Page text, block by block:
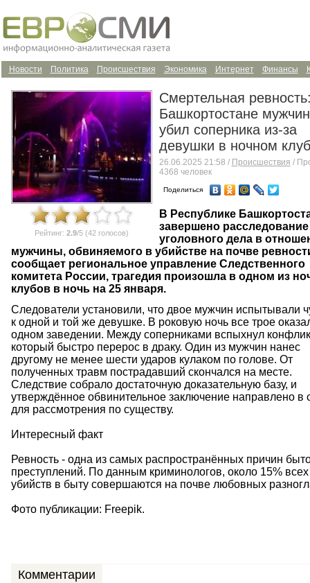
Финансы
Интернет
Экономика
Происшествия
Политика
Новости
Рейтинг: 2.9/5 (42 голосов)
Смертельная
Башкортостане
убил соперника из-за
девушки в ночном
26.06.2025 21:58 / Происшествия /
4368 человек
Поделиться
В Республике
завершено расследование
уголовного дела в
мужчины, обвиняемого в убийстве на почве
сообщает региональное управление Следственного
комитета России, трагедия произошла в одном из
клубов в ночь на 25 января.
Следователи установили, что двое мужчин испытывали
к одной и той же девушке. В роковую ночь все трое
одном заведении. Между соперниками вспыхнул
который быстро перерос в драку. Один из мужчин нанес
другому не менее шести ударов кулаком по голове. От
полученных травм пострадавший скончался на месте.
Следствие собрало достаточную доказательную базу, и
утверждённое обвинительное заключение направлено в
для рассмотрения по существу.
Интересный факт
Ревность - одна из самых распространённых причин
преступлений. По данным криминологов, около 15% всех
убийств в быту совершаются на почве любовных
Фото публикации: Freepik.
Комментарии